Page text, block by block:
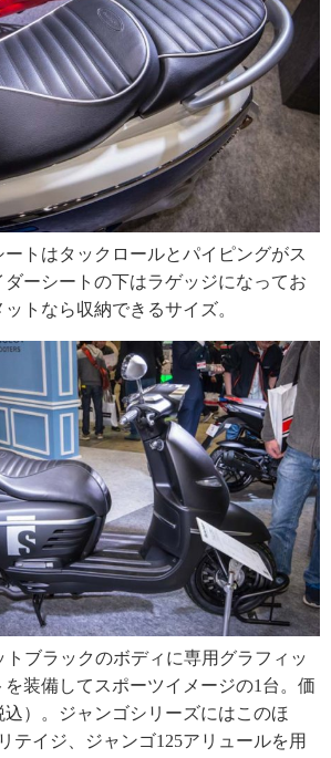
トはタックロールとパイピングがス
ーシートの下はラゲッジになってお
トなら収納できるサイズ。
トブラックのボディに専用グラフィッ
装備してスポーツイメージの1台。価
込）。ジャンゴシリーズにはこのほ
テイジ、ジャンゴ125アリュールを用